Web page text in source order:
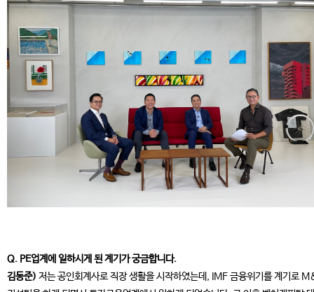
Q. PE업계에 일하시게 된 계기가 궁금합니다.
김동준) 저는 공인회계사로 직장 생활을 시작하였는데, IMF 금융위기를 계기로